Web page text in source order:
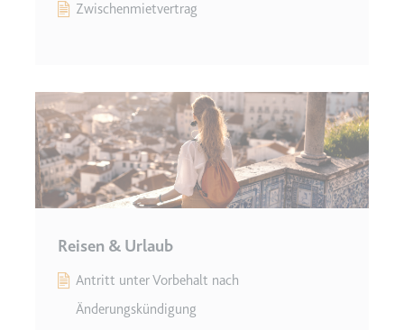
Zwischenmietvertrag
Reisen & Urlaub
Antritt unter Vorbehalt nach
Änderungskündigung